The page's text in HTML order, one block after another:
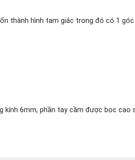
thành hình tam giác trong đó có 1 góc
kính 6mm, phần tay cầm được bọc cao